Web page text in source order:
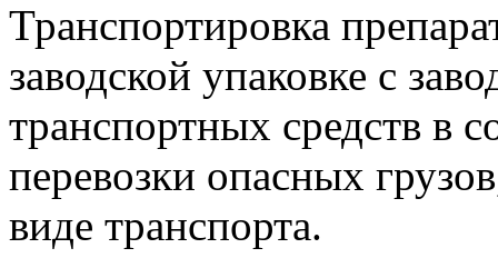
Транспортировка
заводской упаковке с
транспортных средств в
перевозки опасных
виде транспорта.